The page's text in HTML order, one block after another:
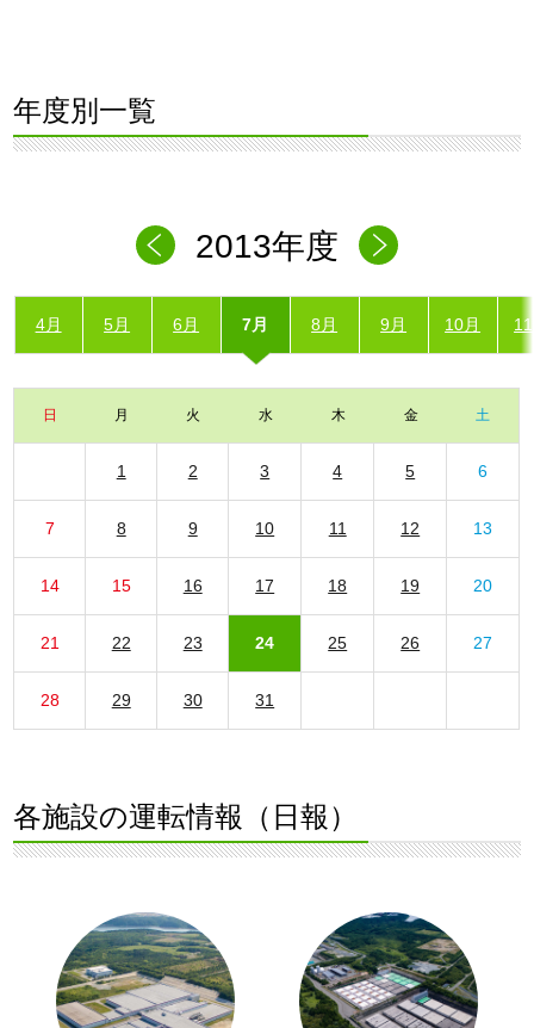
年度別一覧
2013年度
4月 5月 6月 7月 8月 9月 10月
日 月 火 水 木 金 土
1 2 3 4 5 6
7 8 9 10 11 12 13
14 15 16 17 18 19 20
21 22 23 24 25 26 27
28 29 30 31
各施設の運転情報（日報）